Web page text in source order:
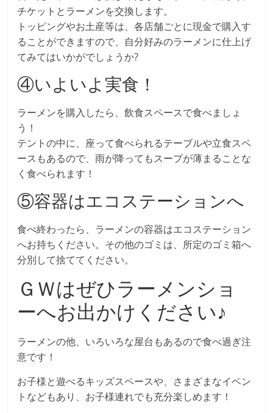
チケットとラーメンを交換します。
トッピングやお土産等は、各店舗ごとに現金で購入す
ることができますので、自分好みのラーメンに仕上げ
てみてはいかがでしょうか?
④いよいよ実食！
ラーメンを購入したら、飲食スペースで食べましょ
う！
テントの中に、座って食べられるテーブルや立食スペ
ースもあるので、雨が降ってもスープが薄まることな
く食べられます！
⑤容器はエコステーションへ
食べ終わったら、ラーメンの容器はエコステーション
へお持ちください。その他のゴミは、所定のゴミ箱へ
分別して捨ててください。
ＧＷはぜひラーメンショ
ーへお出かけください♪
ラーメンの他、いろいろな屋台もあるので食べ過ぎ注
意です！
お子様と遊べるキッズスペースや、さまざまなイベン
トなどもあり、お子様連れでも充分楽しめます！